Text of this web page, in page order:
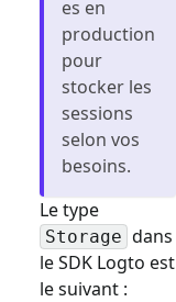
es en
production
pour
stocker les
sessions
selon vos
besoins.
Le type
Storage dans
le SDK Logto est
le suivant :